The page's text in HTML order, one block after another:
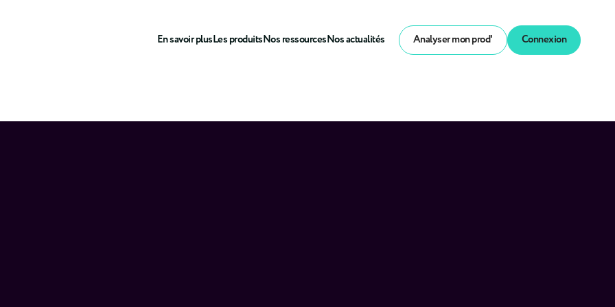
En savoir plusLes produitsNos ressourcesNos actualités Analyser mon prod' Connexion